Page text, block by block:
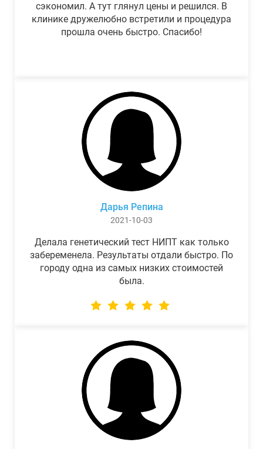
сэкономил. А тут глянул цены и решился. В
клинике дружелюбно встретили и процедура
прошла очень быстро. Спасибо!
Дарья Репина
2021-10-03
Делала генетический тест НИПТ как только
забеременела. Результаты отдали быстро. По
городу одна из самых низких стоимостей
была.